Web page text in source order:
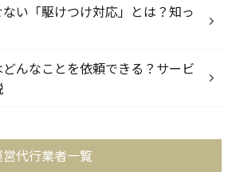
い「駆けつけ対応」とは？知っ
んなことを依頼できる？サービ
営代行業者一覧